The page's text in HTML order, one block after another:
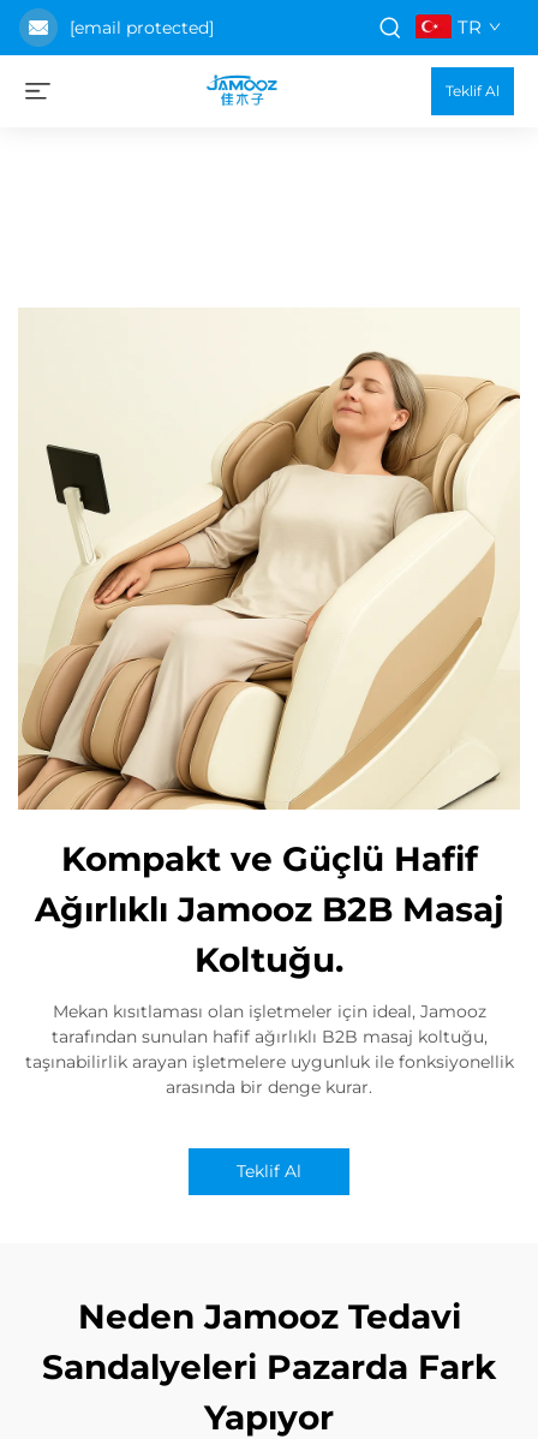
[email protected] TR
Teklif Al
Kompakt ve Güçlü Hafif
Ağırlıklı Jamooz B2B Masaj
Koltuğu.
Mekan kısıtlaması olan işletmeler için ideal, Jamooz
tarafından sunulan hafif ağırlıklı B2B masaj koltuğu,
taşınabilirlik arayan işletmelere uygunluk ile fonksiyonellik
arasında bir denge kurar.
Teklif Al
Neden Jamooz Tedavi
Sandalyeleri Pazarda Fark
Yapıyor